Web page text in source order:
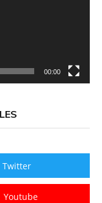
00:00
Twitter
Youtube